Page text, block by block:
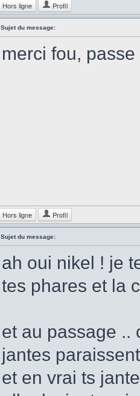
Hors ligne Profil
Sujet du message:
merci fou,
Hors ligne Profil
Sujet du message:
ah oui nikel ! je
tes phares et la
et au passage ..
jantes
et en vrai ts